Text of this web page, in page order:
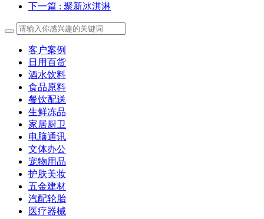
下一篇 : 聚新冰淇淋
客户案例
日用百货
酒水饮料
食品原料
餐饮配送
生鲜冻品
家居厨卫
电脑通讯
文体办公
宠物用品
护肤美妆
五金建材
汽配轮胎
医疗器械